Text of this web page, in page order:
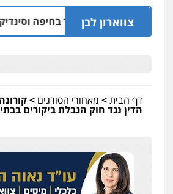
צווארון לבן
ש"ס לשעבר בחיפה וסינדיקאט
דף הבית> מאחורי הסורגים >
הדין נגד חוק הגבלת ביקורים